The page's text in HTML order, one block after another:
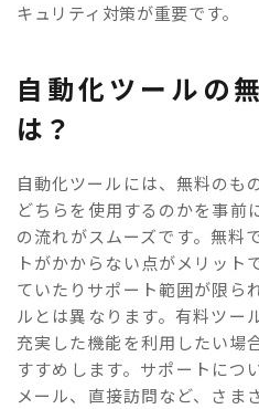
キュリティ対策が重要です。
自動化ツールの
は？
自動化ツールには、無料のも
どちらを使用するのかを事前
の流れがスムーズです。無料
トがかからない点がメリット
ていたりサポート範囲が限ら
ルとは異なります。有料ツー
充実した機能を利用したい場
すすめします。サポートにつ
メール、直接訪問など、さま